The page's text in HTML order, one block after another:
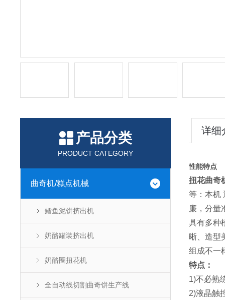
产品分类
PRODUCT CATEGORY
曲奇机/糕点机械
鳕鱼泥饼挤出机
奶酪罐装挤出机
奶酪圈扭花机
全自动线切割曲奇饼生产线
详细
性能特点
扭花曲奇
等：本机
廉，分量
具有多种
晰、造型
组成不一
特点：
1)不必熟
2)液晶触